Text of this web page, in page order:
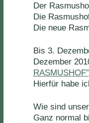
Der
Die
Die neue
Bis 3.
Dezember
RASMUSHOF”
Hierfür habe
Wie sind
Ganz normal